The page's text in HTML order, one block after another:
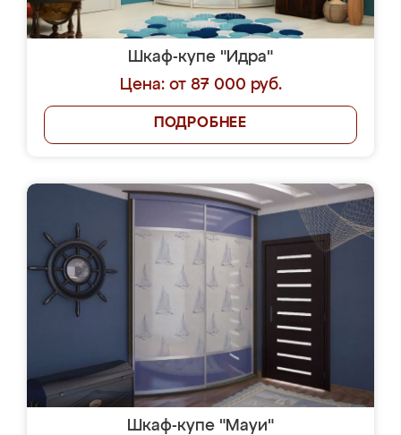
Шкаф-купе "Идра"
Цена: от 87 000 руб.
ПОДРОБНЕЕ
Шкаф-купе "Мауи"